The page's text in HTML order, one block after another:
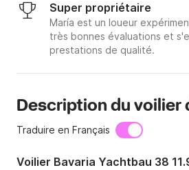
Super propriétaire
María est un loueur
très bonnes évaluations et
prestations de qualité.
Description du voilier
Traduire en Français
Voilier Bavaria Yachtbau 38